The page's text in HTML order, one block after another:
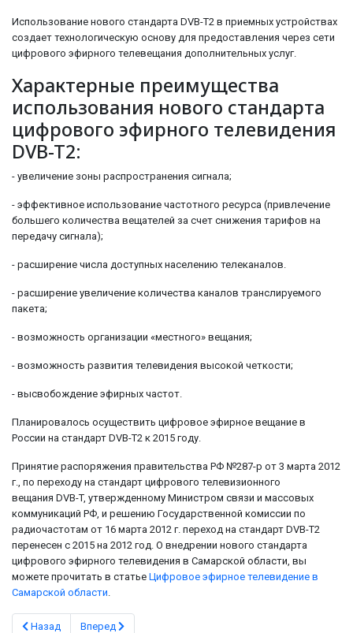
Использование нового стандарта DVB-T2 в приемных устройствах
создает технологическую основу для предоставления через сети
цифрового эфирного телевещания дополнительных услуг.
Характерные преимущества
использования нового стандарта
цифрового эфирного телевидения
DVB-T2:
- увеличение зоны распространения сигнала;
- эффективное использование частотного ресурса (привлечение
большего количества вещателей за счет снижения тарифов на
передачу сигнала);
- расширение числа доступных населению телеканалов.
- расширение увеличение количества каналов транслируемого
пакета;
- возможность организации «местного» вещания;
- возможность развития телевидения высокой четкости;
- высвобождение эфирных частот.
Планировалось осуществить цифровое эфирное вещание в
России на стандарт DVB-T2 к 2015 году.
Принятие распоряжения правительства РФ №287-р от 3 марта 2012
г., по переходу на стандарт цифрового телевизионного
вещания DVB-T, утвержденному Министром связи и массовых
коммуникаций РФ, и решению Государственной комиссии по
радиочастотам от 16 марта 2012 г. переход на стандарт DVB-T2
перенесен с 2015 на 2012 год. О внедрении нового стандарта
цифрового эфирного телевидения в Самарской области, вы
можете прочитать в статье Цифровое эфирное телевидение в
Самарской области.
Предыдущий: Аналоговое эфирное телевидение в Самарской
Назад Следующий: Цифровое эфирное телевидение DVB-T2 в
Вперед